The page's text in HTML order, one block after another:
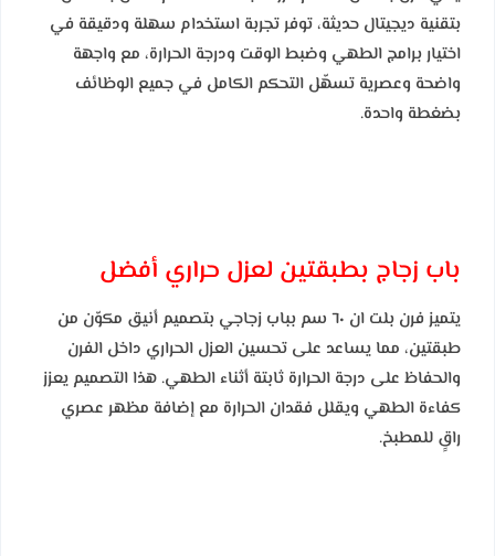
بتقنية ديجيتال حديثة، توفر تجربة استخدام سهلة ودقيقة في
اختيار برامج الطهي وضبط الوقت ودرجة الحرارة، مع واجهة
واضحة وعصرية تسهّل التحكم الكامل في جميع الوظائف
بضغطة واحدة.
باب زجاج بطبقتين لعزل حراري أفضل
يتميز فرن بلت ان ٦٠ سم بباب زجاجي بتصميم أنيق مكوّن من
طبقتين، مما يساعد على تحسين العزل الحراري داخل الفرن
والحفاظ على درجة الحرارة ثابتة أثناء الطهي. هذا التصميم يعزز
كفاءة الطهي ويقلل فقدان الحرارة مع إضافة مظهر عصري
راقٍ للمطبخ.